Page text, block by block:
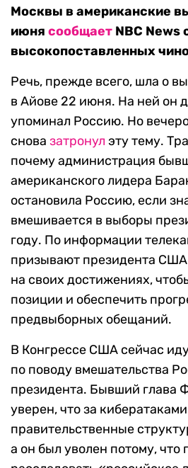
Москвы в американские
июня сообщает NBC News
высокопоставленных
Речь, прежде всего, шла о
в Айове 22 июня. На ней он
упоминал Россию. Но
снова затронул эту тему.
почему администрация
американского лидера
остановила Россию, если
вмешивается в выборы
году. По информации
призывают президента США
на своих достижениях,
позиции и обеспечить
предвыборных обещаний.
В Конгрессе США сейчас
по поводу вмешательства
президента. Бывший глава
уверен, что за
правительственные
а он был уволен потому, что